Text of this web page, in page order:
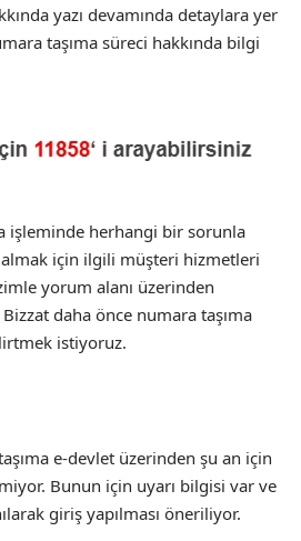
yazı devamında detaylara yer
taşıma süreci hakkında bilgi
işleminde herhangi bir sorunla
almak için ilgili müşteri hizmetleri
yorum alanı üzerinden
daha önce numara taşıma
istiyoruz.
e-devlet üzerinden şu an için
Bunun için uyarı bilgisi var ve
giriş yapılması öneriliyor.